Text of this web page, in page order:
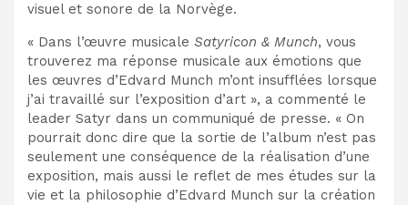
visuel et sonore de la Norvège.
« Dans l’œuvre musicale Satyricon & Munch, vous
trouverez ma réponse musicale aux émotions que
les œuvres d’Edvard Munch m’ont insufflées lorsque
j’ai travaillé sur l’exposition d’art », a commenté le
leader Satyr dans un communiqué de presse. « On
pourrait donc dire que la sortie de l’album n’est pas
seulement une conséquence de la réalisation d’une
exposition, mais aussi le reflet de mes études sur la
vie et la philosophie d’Edvard Munch sur la création